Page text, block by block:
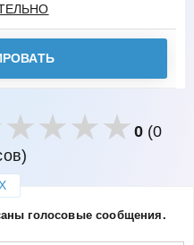
0(0
голосовые сообщения.